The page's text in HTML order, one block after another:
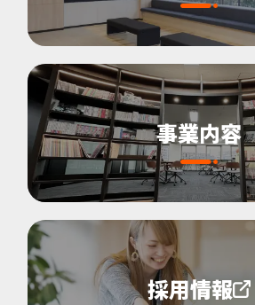
事業内容
採用情報